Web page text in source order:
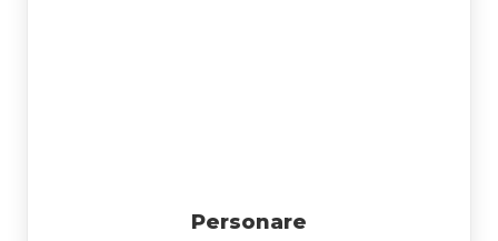
Personare